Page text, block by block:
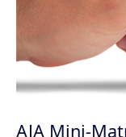
AJA Mini-